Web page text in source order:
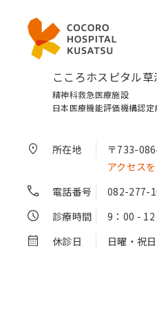
こころホスピタル草
精神科救急医療施設
日本医療機能評価機構認定
所在地 〒733-
アクセス
電話番号
082-277-
診療時間
9：00 -
休診日
日曜・祝